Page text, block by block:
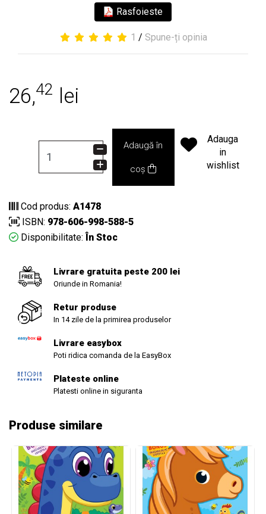
Rasfoieste
1 / Spune-ți opinia
26,42 lei
Adaugă în
coș
Adauga
in
wishlist
Cod produs: A1478
ISBN: 978-606-998-588-5
Disponibilitate: În Stoc
Livrare gratuita peste 200 lei
Oriunde in Romania!
Retur produse
In 14 zile de la primirea produselor
Livrare easybox
Poti ridica comanda de la EasyBox
Plateste online
Platesti online in siguranta
Produse similare